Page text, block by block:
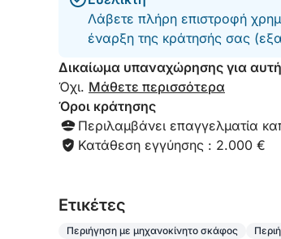
Λάβετε πλήρη επιστροφή
έναρξη της κράτησής σας
Δικαίωμα υπαναχώρησης για
Όχι. Μάθετε περισσότερα
Όροι κράτησης
Περιλαμβάνει επαγγελματία
Κατάθεση εγγύησης : 2.000 €
Eτικέτες
Περιήγηση με μηχανοκίνητο σκάφος